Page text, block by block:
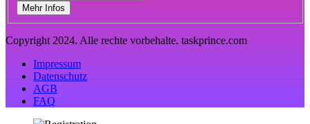
Mehr Infos
Copyright 2024. Alle rechte vorbehalte. taskprince.com
Impressum
Datenschutz
AGB
FAQ